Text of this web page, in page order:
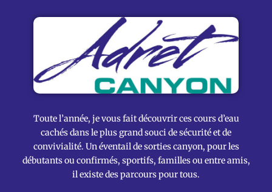
Toute l’année, je vous fait découvrir ces cours d’eau
cachés dans le plus grand souci de sécurité et de
convivialité. Un éventail de sorties canyon, pour les
débutants ou confirmés, sportifs, familles ou entre amis,
il existe des parcours pour tous.